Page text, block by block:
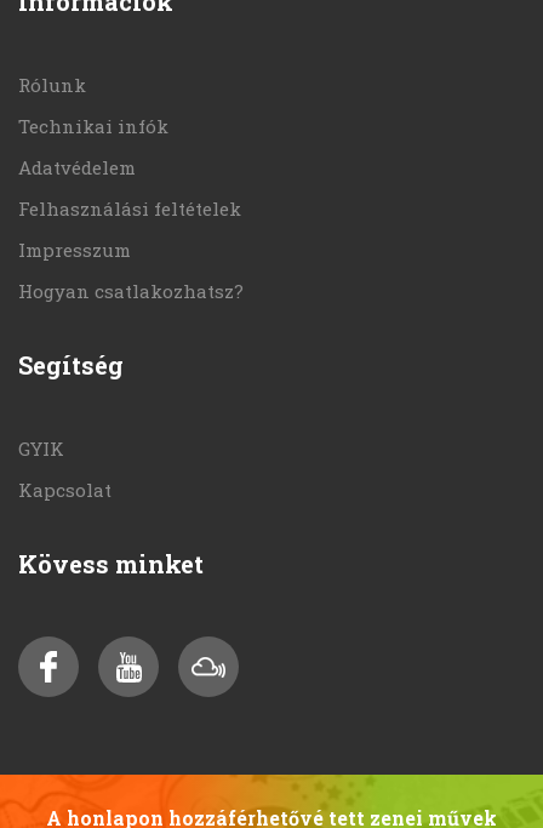
Rólunk
Technikai infók
Adatvédelem
Felhasználási feltételek
Impresszum
Hogyan csatlakozhatsz?
Segítség
GYIK
Kapcsolat
Kövess minket
A honlapon hozzáférhetővé tett zenei művek